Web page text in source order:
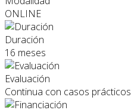
ONLINE
Duración
16 meses
Evaluación
Continua con casos prácticos